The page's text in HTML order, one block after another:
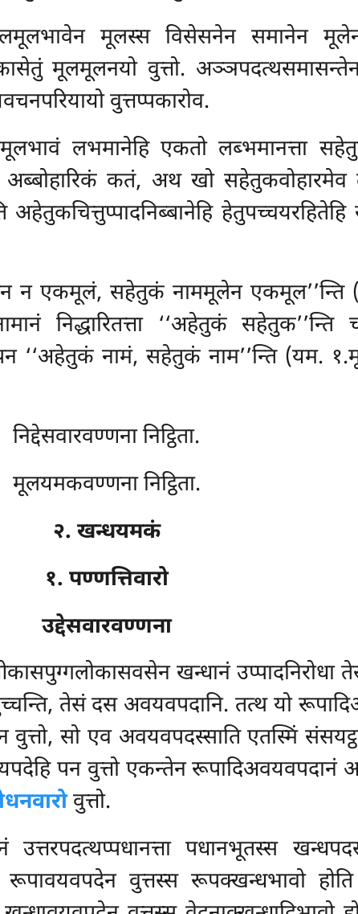
मूलस्स विसेसनेन समानेन
मूलमूलनयो वुत्तो.
वुत्तप्पकारोव.
लभमानेहि एकतो लब्भमानत्ता
कतं, अथ खो सहेतुकवोहारमेव
अहेतुकचित्तुप्पादनिब्बानेहि
न एकमूलं, सहेतुकं नाममूलेन
निद्धारितत्ता ‘‘अहेतुकं सहेतुक’’न्ति
पन ‘‘अहेतुकं नामं, सहेतुकं नाम’’न्ति (यम.
निद्देसवारवण्णना निट्ठिता.
मूलयमकवण्णना निट्ठिता.
२. खन्धयमकं
१. पण्णत्तिवारो
उद्देसवारवण्णना
खन्धानं उप्पादनिरोधा
तेसं दस अवयवपदानि. तत्थ यो
सो एव अवयवपदस्साति एतस्मिं
पन वुत्तो एकन्तेन रूपादिअवयवपदानं
वुत्तो.
उत्तरपदत्थप्पधानत्ता पधानभूतस्स
रूपावयवपदेन वुत्तस्स रूपक्खन्धभावो